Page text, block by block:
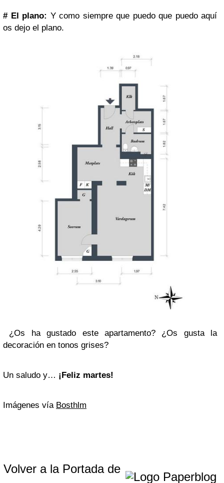
#El plano: Y como siempre que puedo que puedo aquí
os dejo el plano.
¿Os ha gustado este apartamento? ¿Os gusta la
decoración en tonos grises?
Un saludo y… ¡Feliz martes!
Imágenes vía Bosthlm
Volver a la Portada de